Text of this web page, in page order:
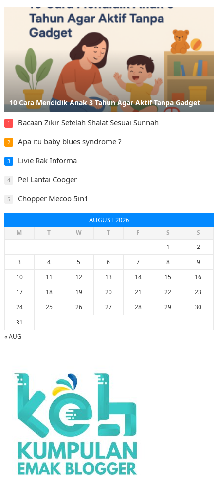
10 Cara Mendidik Anak 3 Tahun Agar Aktif Tanpa Gadget
1 Bacaan Zikir Setelah Shalat Sesuai Sunnah
2 Apa itu baby blues syndrome ?
3 Livie Rak Informa
4 Pel Lantai Cooger
5 Chopper Mecoo 5in1
AUGUST 2026
M T W T F S
S
1
2
3
4 5 6 7 8
9
10
11 12 13 14 15
16
17
18 19 20 21 22
23
24
25 26 27 28 29
30
31
« AUG